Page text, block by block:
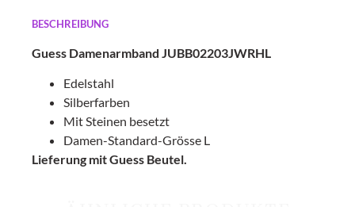
BESCHREIBUNG
Guess Damenarmband JUBB02203JWRHL
Edelstahl
Silberfarben
Mit Steinen besetzt
Damen-Standard-Grösse L
Lieferung mit Guess Beutel.